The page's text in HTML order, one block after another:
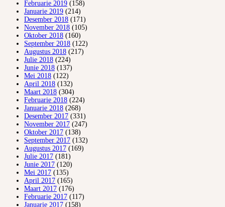
Februarie 2019 (158)
Januarie 2019 (214)
Desember 2018 (171)
November 2018 (105)
Oktober 2018 (160)
September 2018 (122)
Augustus 2018 (217)
Julie 2018 (224)
Junie 2018 (137)
Mei 2018 (122)
April 2018 (132)
Maart 2018 (304)
Februarie 2018 (224)
Januarie 2018 (268)
Desember 2017 (331)
November 2017 (247)
Oktober 2017 (138)
September 2017 (132)
Augustus 2017 (169)
Julie 2017 (181)
Junie 2017 (120)
Mei 2017 (135)
April 2017 (165)
Maart 2017 (176)
Februarie 2017 (117)
Januarie 2017 (158)